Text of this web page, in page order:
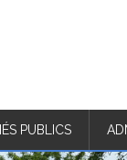
PUBLICS